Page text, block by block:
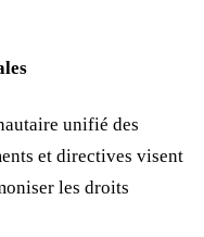
unifié des
et directives visent
les droits